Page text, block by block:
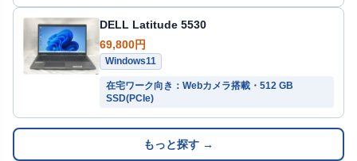
DELL Latitude 5530
69,800円
Windows11
在宅ワーク向き：Webカメラ搭載・512 GB
SSD(PCIe)
もっと探す →